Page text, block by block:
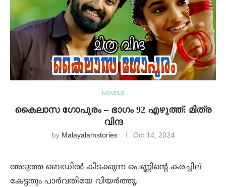
NOVELS
കൈലാസ ഗോപുരം – ഭാഗം 92 എഴുത്ത്: മിത്ര
വിന്ദ
by Malayalamstories Oct 14, 2024
അടുത്ത ബെഡിൽ കിടക്കുന്ന പെണ്ണിന്റെ കരച്ചില്
കേട്ടതും പാർവതിയേ വിയർത്തു.